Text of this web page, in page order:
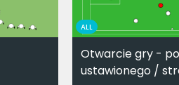
ALL
Otwarcie gry -
ustawionego /